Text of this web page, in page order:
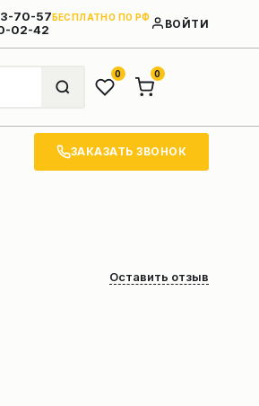
70-57БЕСПЛАТНО ПО РФ
02-42 ВОЙТИ
0 0
ЗАКАЗАТЬ ЗВОНОК
Оставить отзыв